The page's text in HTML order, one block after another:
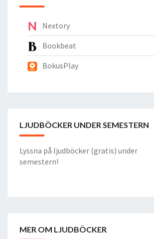
Nextory
Bookbeat
BokusPlay
LJUDBÖCKER UNDER SEMESTERN
Lyssna på ljudböcker (gratis) under
semestern!
MER OM LJUDBÖCKER